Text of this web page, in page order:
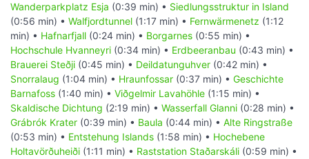
Wanderparkplatz Esja (0:39 min) • Siedlungsstruktur in Island
(0:56 min) • Walfjordtunnel (1:17 min) • Fernwärmenetz (1:12
min) • Hafnarfjall (0:24 min) • Borgarnes (0:55 min) •
Hochschule Hvanneyri (0:34 min) • Erdbeeranbau (0:43 min) •
Brauerei Steðji (0:45 min) • Deildatunguhver (0:42 min) •
Snorralaug (1:04 min) • Hraunfossar (0:37 min) • Geschichte
Barnafoss (1:40 min) • Viðgelmir Lavahöhle (1:15 min) •
Skaldische Dichtung (2:19 min) • Wasserfall Glanni (0:28 min) •
Grábrók Krater (0:39 min) • Baula (0:44 min) • Alte Ringstraße
(0:53 min) • Entstehung Islands (1:58 min) • Hochebene
Holtavörðuheiði (1:11 min) • Raststation Staðarskáli (0:59 min) •